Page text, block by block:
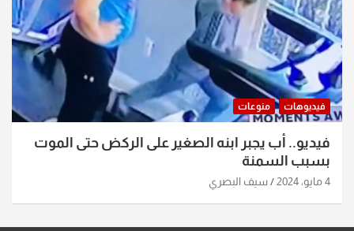
فيديوهات منوعات
فيديو.. أب يجبر ابنه الصغير على الركض حتى الموت
بسبب السمنة
4 مايو، 2024 سيف البصري